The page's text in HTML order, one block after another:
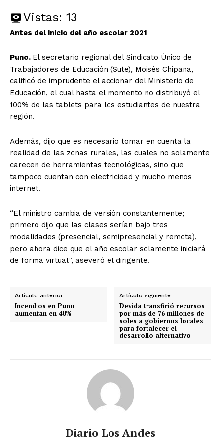
Vistas: 13
Antes del inicio del año escolar 2021
Puno. El secretario regional del Sindicato Único de
Trabajadores de Educación (Sute), Moisés Chipana,
calificó de imprudente el accionar del Ministerio de
Educación, el cual hasta el momento no distribuyó el
100% de las tablets para los estudiantes de nuestra
región.
Además, dijo que es necesario tomar en cuenta la
realidad de las zonas rurales, las cuales no solamente
carecen de herramientas tecnológicas, sino que
tampoco cuentan con electricidad y mucho menos
internet.
“El ministro cambia de versión constantemente;
primero dijo que las clases serían bajo tres
modalidades (presencial, semipresencial y remota),
pero ahora dice que el año escolar solamente iniciará
de forma virtual”, aseveró el dirigente.
Artículo anterior
Incendios en Puno
aumentan en 40%
Artículo siguiente
Devida transfirió recursos
por más de 76 millones de
soles a gobiernos locales
para fortalecer el
desarrollo alternativo
Diario Los Andes